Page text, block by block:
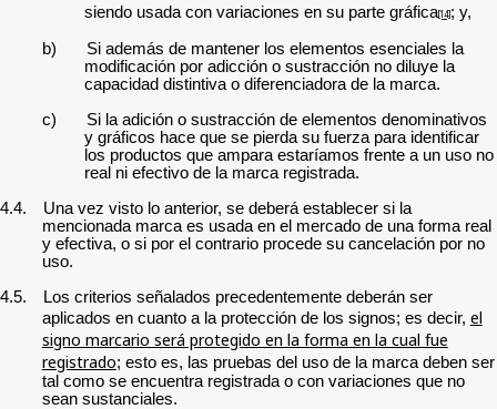
siendo usada con variaciones en su parte gráfica[14]; y,
b)
Si además de mantener los elementos esenciales la
modificación por adicción o sustracción no diluye la
capacidad distintiva o diferenciadora de la marca.
c)
Si la adición o sustracción de elementos denominativos
y gráficos hace que se pierda su fuerza para identificar
los productos que ampara estaríamos frente a un uso no
real ni efectivo de la marca registrada.
4.4.
Una vez visto lo anterior, se deberá establecer si la
mencionada marca es usada en el mercado de una forma real
y efectiva, o si por el contrario procede su cancelación por no
uso.
4.5.
Los criterios señalados precedentemente deberán ser
aplicados en cuanto a la protección de los signos; es decir, el
signo marcario será protegido en la forma en la cual fue
registrado; esto es, las pruebas del uso de la marca deben ser
tal como se encuentra registrada o con variaciones que no
sean sustanciales.